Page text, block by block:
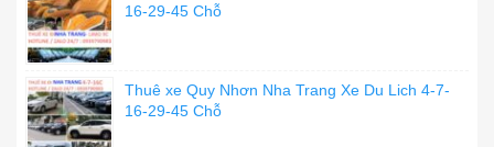
16-29-45 Chỗ
Thuê xe Quy Nhơn Nha Trang Xe Du Lich 4-7-
16-29-45 Chỗ